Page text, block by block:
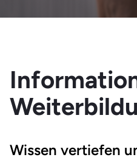
Wissen vertiefen